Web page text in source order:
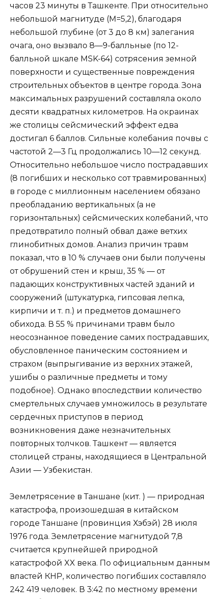
часов 23 минуты в Ташкенте. При относительно
небольшой магнитуде (М=5,2), благодаря
небольшой глубине (от 3 до 8 км) залегания
очага, оно вызвало 8—9-балльные (по 12-
балльной шкале MSK-64) сотрясения земной
поверхности и существенные повреждения
строительных объектов в центре города. Зона
максимальных разрушений составляла около
десяти квадратных километров. На окраинах
же столицы сейсмический эффект едва
достигал 6 баллов. Сильные колебания почвы с
частотой 2—3 Гц продолжались 10—12 секунд.
Относительно небольшое число пострадавших
(8 погибших и несколько сот травмированных)
в городе с миллионным населением обязано
преобладанию вертикальных (а не
горизонтальных) сейсмических колебаний, что
предотвратило полный обвал даже ветхих
глинобитных домов. Анализ причин травм
показал, что в 10 % случаев они были получены
от обрушений стен и крыш, 35 % — от
падающих конструктивных частей зданий и
сооружений (штукатурка, гипсовая лепка,
кирпичи и т. п.) и предметов домашнего
обихода. В 55 % причинами травм было
неосознанное поведение самих пострадавших,
обусловленное паническим состоянием и
страхом (выпрыгивание из верхних этажей,
ушибы о различные предметы и тому
подобное). Однако впоследствии количество
смертельных случаев умножилось в результате
сердечных приступов в период
возникновения даже незначительных
повторных толчков. Ташкент — является
столицей страны, находящиеся в Центральной
Азии — Узбекистан.
Землетрясение в Таншане (кит. ) — природная
катастрофа, произошедшая в китайском
городе Таншане (провинция Хэбэй) 28 июля
1976 года. Землетрясение магнитудой 7,8
считается крупнейшей природной
катастрофой XX века. По официальным данным
властей КНР, количество погибших составляло
242 419 человек. В 3:42 по местному времени